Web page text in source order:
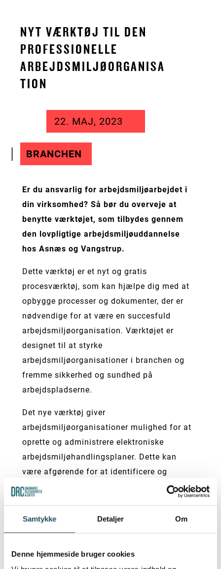
Samtykke Detaljer Om
Denne hjemmeside bruger cookies
NYT VÆRKTØJ TIL DEN
PROFESSIONELLE
ARBEJDSMILJØORGANISA
TION
22. MAJ, 2023
BRANCHEN
Er du ansvarlig for arbejdsmiljøarbejdet i
din virksomhed? Så bør du overveje at
benytte værktøjet, som tilbydes gennem
den lovpligtige arbejdsmiljøuddannelse
hos Asnæs og Vangstrup.
Dette værktøj er et nyt og gratis
procesværktøj, som kan hjælpe dig med at
opbygge processer og dokumenter, der er
nødvendige for at være en succesfuld
arbejdsmiljøorganisation. Værktøjet er
designet til at styrke
arbejdsmiljøorganisationer i branchen og
fremme sikkerhed og sundhed på
arbejdspladserne.
Det nye værktøj giver
arbejdsmiljøorganisationer mulighed for at
oprette og administrere elektroniske
arbejdsmiljøhandlingsplaner. Dette kan
være afgørende for at identificere og
håndtere arbejdsrelaterede risici samt
sikkerhedsforanstaltninger.
brugervenligt og intuitivt, hvilket betyder, at